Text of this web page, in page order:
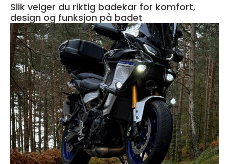
Slik velger du riktig badekar for komfort,
design og funksjon på badet